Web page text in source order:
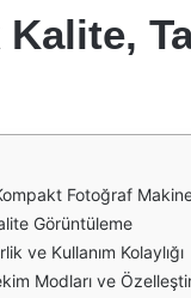
Fotoğraf
Görüntüleme
ve Kullanım Kolaylığı
Modları ve